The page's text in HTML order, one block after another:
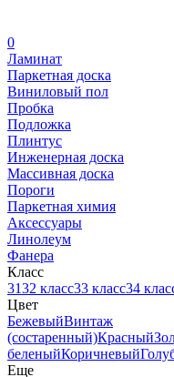
0
Ламинат
Паркетная доска
Виниловый пол
Пробка
Подложка
Плинтус
Инженерная доска
Массивная доска
Пороги
Паркетная химия
Аксессуары
Линолеум
Фанера
Класс
3132 класс33 класс34
Цвет
БежевыйВинтаж
(состаренный)Красный
беленыйКоричневый
Еще